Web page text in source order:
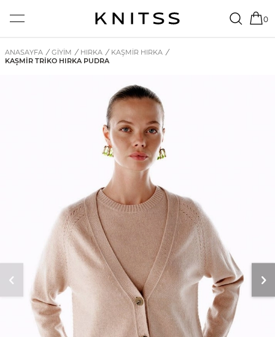
0
ANASAYFA / GİYİM / HIRKA / KAŞMIR HIRKA /
KAŞMIR TRIKO HIRKA PUDRA